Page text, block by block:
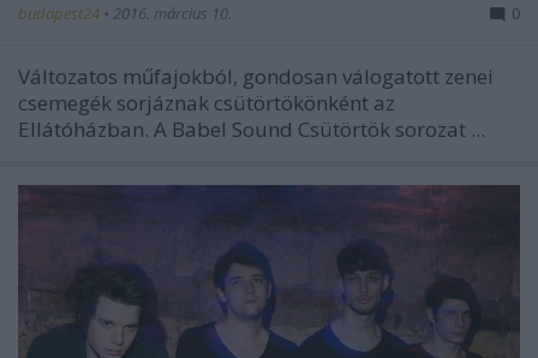
budapest24 • 2016. március 10. 0
Változatos műfajokból, gondosan válogatott zenei
csemegék sorjáznak csütörtökönként az
Ellátóházban. A Babel Sound Csütörtök sorozat ...